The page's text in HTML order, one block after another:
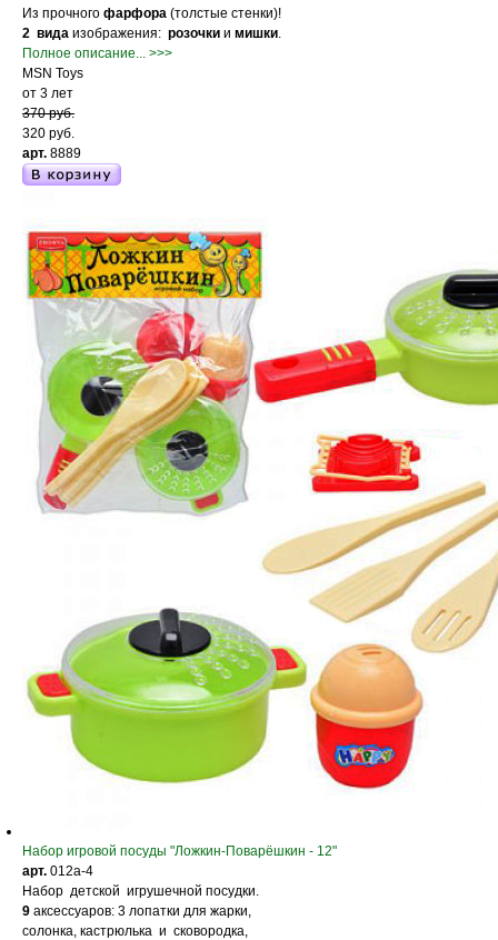
Из прочного фарфора (толстые стенки)!
2 вида изображения: розочки и мишки.
Полное описание... >>>
MSN Toys
от 3 лет
370 руб.
320 руб.
арт. 8889
Набор игровой посуды "Ложкин-Поварёшкин - 12"
арт. 012a-4
Набор детской игрушечной посудки.
9 аксессуаров: 3 лопатки для жарки,
солонка, кастрюлька и сковородка,